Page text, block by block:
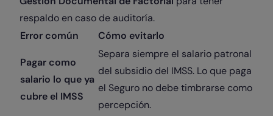
respaldo en caso de auditoría.
Error común
Cómo evitarlo
Pagar como
salario lo que ya
cubre el IMSS
Separa siempre el salario patronal
del subsidio del IMSS. Lo que paga
el Seguro no debe timbrarse como
percepción.